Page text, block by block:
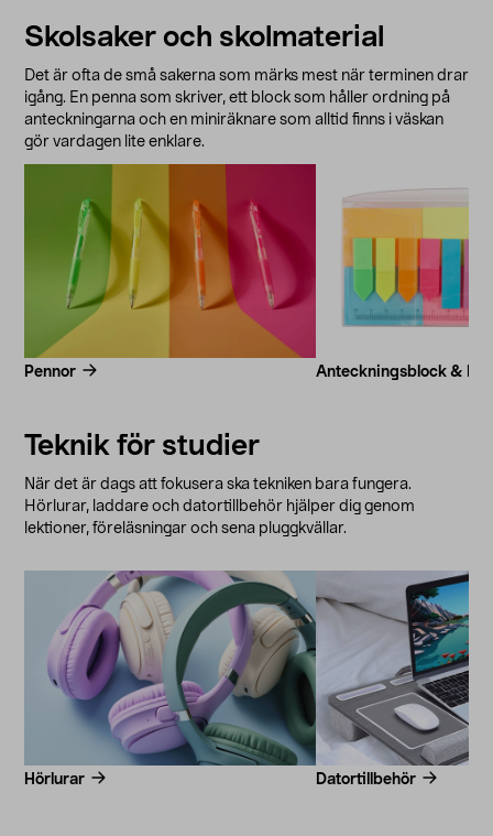
Skolsaker och skolmaterial
Det är ofta de små sakerna som märks mest när terminen drar
igång. En penna som skriver, ett block som håller ordning på
anteckningarna och en miniräknare som alltid finns i väskan
gör vardagen lite enklare.
Pennor Anteckningsblock &
Teknik för studier
När det är dags att fokusera ska tekniken bara fungera.
Hörlurar, laddare och datortillbehör hjälper dig genom
lektioner, föreläsningar och sena pluggkvällar.
Hörlurar Datortillbehör